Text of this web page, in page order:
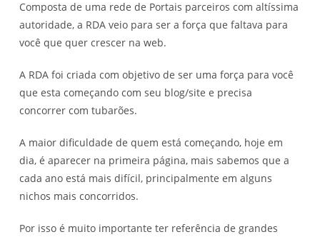
Composta de uma rede de Portais parceiros com altíssima
autoridade, a RDA veio para ser a força que faltava para
você que quer crescer na web.
A RDA foi criada com objetivo de ser uma força para você
que esta começando com seu blog/site e precisa
concorrer com tubarões.
A maior dificuldade de quem está começando, hoje em
dia, é aparecer na primeira página, mais sabemos que a
cada ano está mais difícil, principalmente em alguns
nichos mais concorridos.
Por isso é muito importante ter referência de grandes